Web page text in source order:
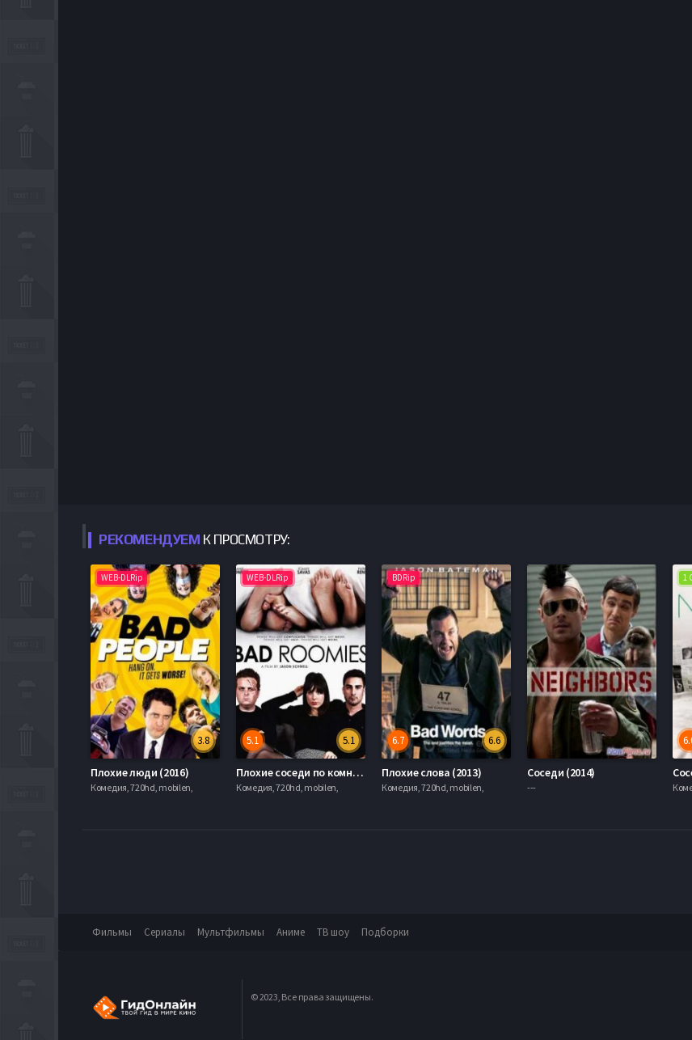
РЕКОМЕНДУЕМ К ПРОСМОТРУ:
WEB-DLRip
3.8
Плохие люди (2016)
Комедия, 720hd, mobilen,
WEB-DLRip
5.1
5.1
Плохие соседи по комнате (2015)
Комедия, 720hd, mobilen,
BDRip
6.6
6.7
Плохие слова (2013)
Комедия, 720hd, mobilen,
Соседи (2014)
---
1
Фильмы Сериалы Мультфильмы Аниме ТВ шоу Подборки
© 2023, Все права защищены.